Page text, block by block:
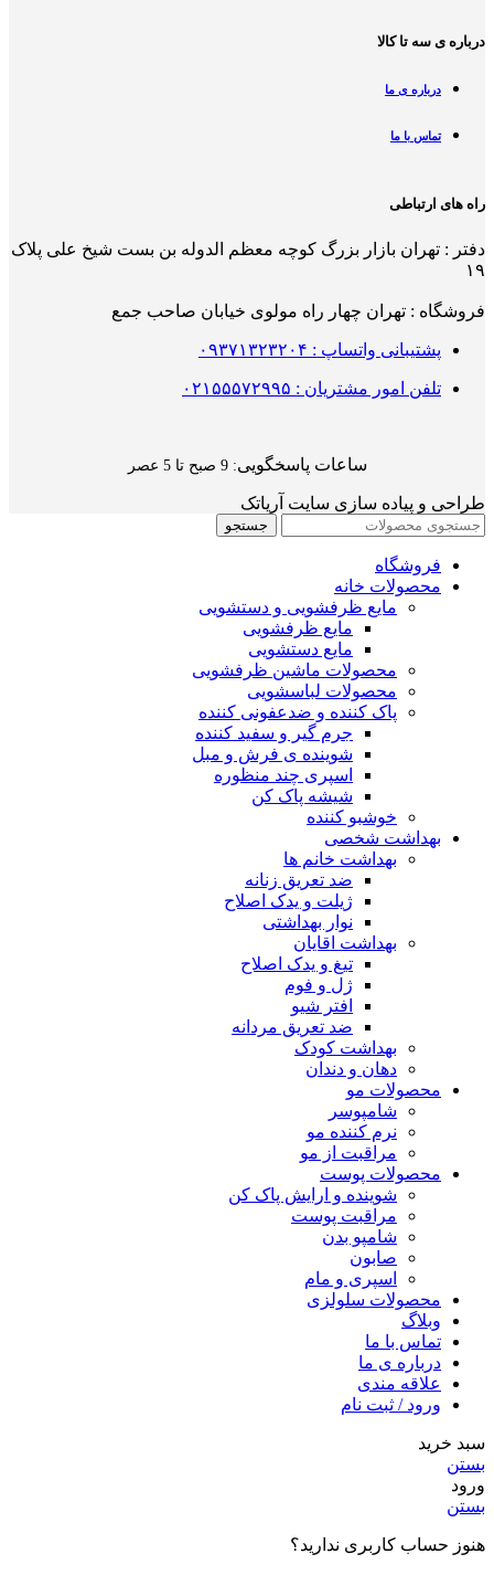
درباره ی سه تا کالا
درباره ی ما
تماس با ما
راه های ارتباطی
دفتر : تهران بازار بزرگ کوچه معظم الدوله بن بست شیخ علی پلاک
۱۹
فروشگاه : تهران چهار راه مولوی خیابان صاحب جمع
پشتیبانی واتساپ : ۰۹۳۷۱۳۲۳۲۰۴
تلفن امور مشتریان : ۰۲۱۵۵۵۷۲۹۹۵
ساعات پاسخگویی: 9 صبح تا 5 عصر
طراحی و پیاده سازی سایت آریاتک
جستجو
فروشگاه
محصولات خانه
مایع ظرفشویی و دستشویی
مایع ظرفشویی
مایع دستشویی
محصولات ماشین ظرفشویی
محصولات لباسشویی
پاک کننده و ضدعفونی کننده
جرم گیر و سفید کننده
شوینده ی فرش و مبل
اسپری چند منظوره
شیشه پاک کن
خوشبو کننده
بهداشت شخصی
بهداشت خانم ها
ضد تعریق زنانه
ژیلت و یدک اصلاح
نوار بهداشتی
بهداشت اقایان
تیغ و یدک اصلاح
ژل و فوم
افتر شیو
ضد تعریق مردانه
بهداشت کودک
دهان و دندان
محصولات مو
شامپوسر
نرم کننده مو
مراقبت از مو
محصولات پوست
شوینده و ارایش پاک کن
مراقبت پوست
شامپو بدن
صابون
اسپری و مام
محصولات سلولزی
وبلاگ
تماس با ما
درباره ی ما
علاقه مندی
ورود / ثبت نام
سبد خرید
بستن
ورود
بستن
هنوز حساب کاربری ندارید؟